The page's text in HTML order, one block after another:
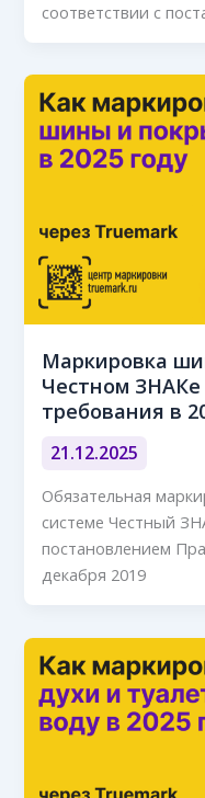
соответствии с
Маркировка
Честном
требования в
21.12.2025
Обязательная
системе Честный
постановлением
декабря 2019